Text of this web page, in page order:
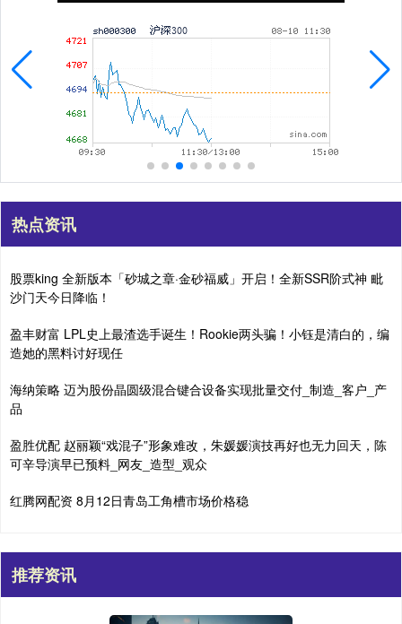
热点资讯
股票king 全新版本「砂城之章·金砂福威」开启！全新SSR阶式神 毗
沙门天今日降临！
盈丰财富 LPL史上最渣选手诞生！Rookie两头骗！小钰是清白的，编
造她的黑料讨好现任
海纳策略 迈为股份晶圆级混合键合设备实现批量交付_制造_客户_产
品
盈胜优配 赵丽颖“戏混子”形象难改，朱媛媛演技再好也无力回天，陈
可辛导演早已预料_网友_造型_观众
红腾网配资 8月12日青岛工角槽市场价格稳
推荐资讯